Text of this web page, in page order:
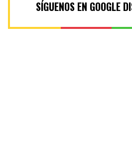
SÍGUENOS EN GOOGLE